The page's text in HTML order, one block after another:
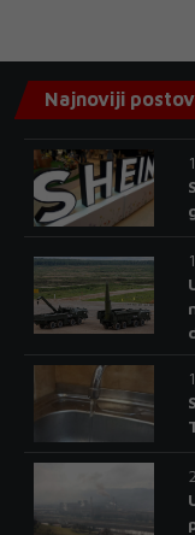
Najnoviji